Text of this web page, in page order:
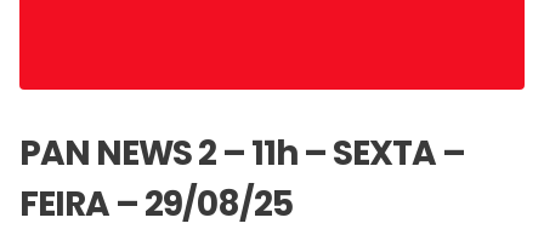
PAN NEWS 2 – 11h – SEXTA –
FEIRA – 29/08/25